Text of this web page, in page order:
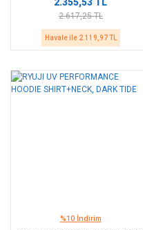
2.617,25 TL
Havale ile 2.119,97 TL
%10 İndirim